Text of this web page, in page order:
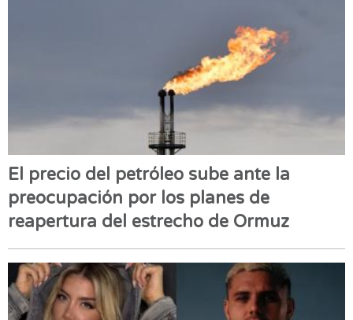
El precio del petróleo sube ante la
preocupación por los planes de
reapertura del estrecho de Ormuz